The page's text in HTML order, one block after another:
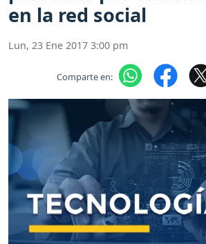
en la red social
Lun, 23 Ene 2017 3:00 pm
Comparte en: